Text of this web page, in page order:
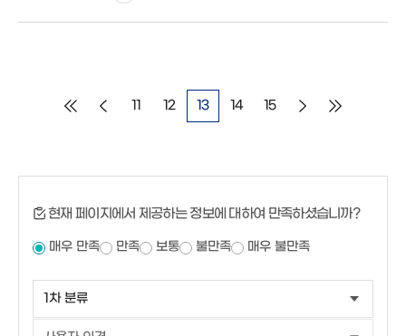
11 12 13 14 15
현재 페이지에서 제공하는 정보에 대하여 만족하셨습니까?
매우 만족 만족 보통 불만족 매우 불만족